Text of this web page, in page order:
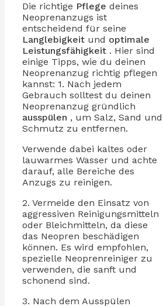
Die richtige Pflege deines
Neoprenanzugs ist
entscheidend für seine
Langlebigkeit und optimale
Leistungsfähigkeit . Hier sind
einige Tipps, wie du deinen
Neoprenanzug richtig pflegen
kannst: 1. Nach jedem
Gebrauch solltest du deinen
Neoprenanzug gründlich
ausspülen , um Salz, Sand und
Schmutz zu entfernen.
Verwende dabei kaltes oder
lauwarmes Wasser und achte
darauf, alle Bereiche des
Anzugs zu reinigen.
2. Vermeide den Einsatz von
aggressiven Reinigungsmitteln
oder Bleichmitteln, da diese
das Neopren beschädigen
können. Es wird empfohlen,
spezielle Neoprenreiniger zu
verwenden, die sanft und
schonend sind.
3. Nach dem Ausspülen